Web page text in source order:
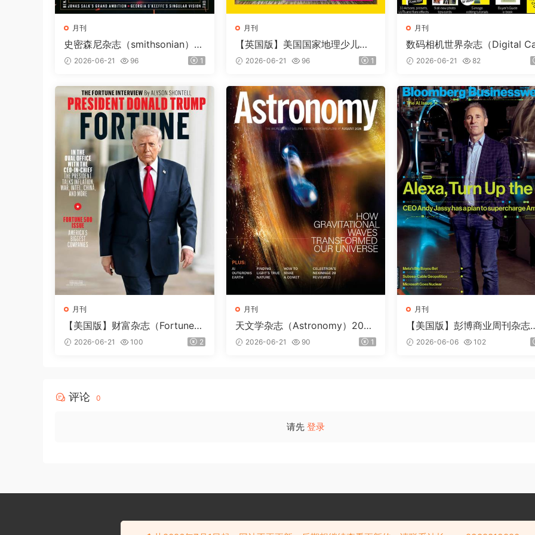
月刊
史密森尼杂志（smithsonian）2
026年夏季刊
2026-06-21 96 1
月刊
【英国版】美国国家地理少儿版
（National Geographic Kids）
第257期
2026-06-21 96 1
月刊
数码相机世界杂志（Digital
era World）2026年7月
2026-06-21 82
月刊
【美国版】财富杂志（Fortune）
2026年6-7月
2026-06-21 100 2
月刊
天文学杂志（Astronomy）2026
年8月
2026-06-21 90 1
月刊
【美国版】彭博商业周刊杂志
loomberg Businessweek）
6年6月
2026-06-06 102
评论 0
请先 登录